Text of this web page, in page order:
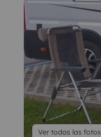
Ver todas las fotos